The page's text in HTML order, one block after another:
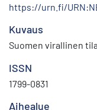
https://urn.fi/
Kuvaus
Suomen virallinen
ISSN
1799-0831
Aihealue